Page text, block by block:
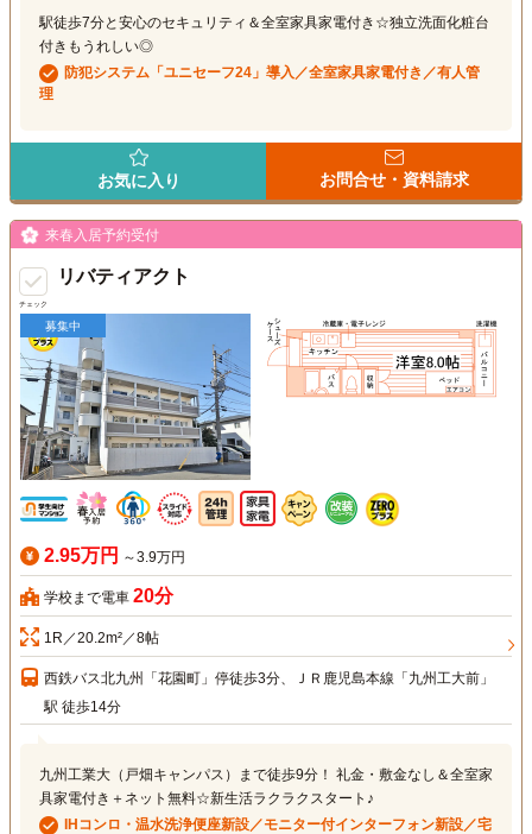
駅徒歩7分と安心のセキュリティ＆全室家具家電付き☆独立洗面化粧台
付きもうれしい◎
防犯システム「ユニセーフ24」導入／全室家具家電付き／有人管
理
お気に入り お問合せ・資料請求
チェック
来春入居予約受付
リバティアクト
募集中
2.95万円 ～3.9万円
学校まで電車 20分
1R／20.2m²／8帖
西鉄バス北九州「花園町」停徒歩3分、ＪＲ鹿児島本線「九州工大前」
駅 徒歩14分
九州工業大（戸畑キャンパス）まで徒歩9分！ 礼金・敷金なし＆全室家
具家電付き＋ネット無料☆新生活ラクラクスタート♪
IHコンロ・温水洗浄便座新設／モニター付インターフォン新設／宅